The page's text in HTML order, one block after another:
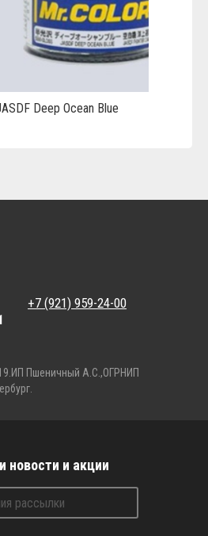
Deep Ocean Blue
+7 (921) 959-24-00
ИП Пшеничный А.С.,ОГРНИП
новости и акции